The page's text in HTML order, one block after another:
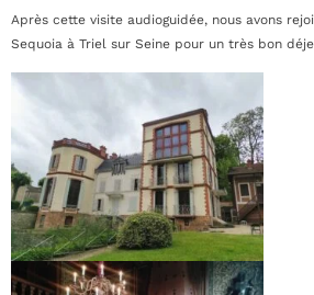
Après cette visite audioguidée, nous avons
Sequoia à Triel sur Seine pour un très bon